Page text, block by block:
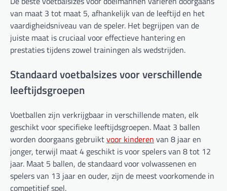
van maat 3 tot maat 5, afhankelijk van de leeftijd en het
vaardigheidsniveau van de speler. Het begrijpen van de
juiste maat is cruciaal voor effectieve hantering en
prestaties tijdens zowel trainingen als wedstrijden.
Standaard voetbalsizes voor verschillende
leeftijdsgroepen
Voetballen zijn verkrijgbaar in verschillende maten, elk
geschikt voor specifieke leeftijdsgroepen. Maat 3 ballen
worden doorgaans gebruiktvoor kinderen van 8 jaar en
jonger, terwijl maat 4 geschikt is voor spelers van 8 tot 12
jaar. Maat 5 ballen, de standaard voor volwassenen en
spelers van 13 jaar en ouder, zijn de meest voorkomende in
competitief spel.